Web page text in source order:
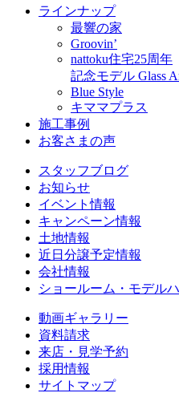
ラインナップ
最響の家
Groovin’
nattoku住宅25周年
記念モデル Glass
Blue Style
キママプラス
施工事例
お客さまの声
スタッフブログ
お知らせ
イベント情報
キャンペーン情報
土地情報
近日分譲予定情報
会社情報
ショールーム・モデル
動画ギャラリー
資料請求
来店・見学予約
採用情報
サイトマップ